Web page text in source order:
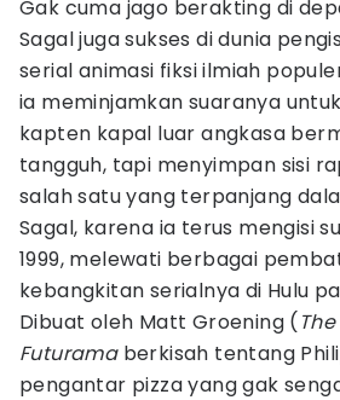
Gak cuma jago berakting di
Sagal juga sukses di dunia
serial animasi fiksi ilmiah
ia meminjamkan suaranya
kapten kapal luar angkasa
tangguh, tapi menyimpan sisi
salah satu yang terpanjang
Sagal, karena ia terus mengisi
1999, melewati berbagai
kebangkitan serialnya di Hulu
Dibuat oleh Matt Groening (
Futuramaberkisah tentang
pengantar pizza yang gak